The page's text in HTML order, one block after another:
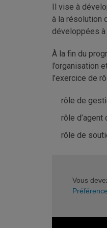
Il vise à
à la résolution
développées à
À la fin du
l’organisation
l’exercice de
rôle de
rôle d’agent
rôle de
Vous